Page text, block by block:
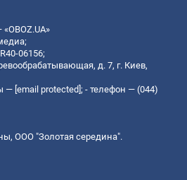
06156;
д. 7, г. Киев,
— [email protected]; - телефон — (044)
ООО "Золотая середина".